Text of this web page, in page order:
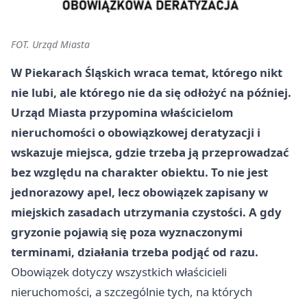
FOT. Urząd Miasta
W Piekarach Śląskich wraca temat, którego nikt
nie lubi, ale którego nie da się odłożyć na później.
Urząd Miasta przypomina właścicielom
nieruchomości o obowiązkowej deratyzacji i
wskazuje miejsca, gdzie trzeba ją przeprowadzać
bez względu na charakter obiektu. To nie jest
jednorazowy apel, lecz obowiązek zapisany w
miejskich zasadach utrzymania czystości. A gdy
gryzonie pojawią się poza wyznaczonymi
terminami, działania trzeba podjąć od razu.
Obowiązek dotyczy wszystkich właścicieli
nieruchomości, a szczególnie tych, na których